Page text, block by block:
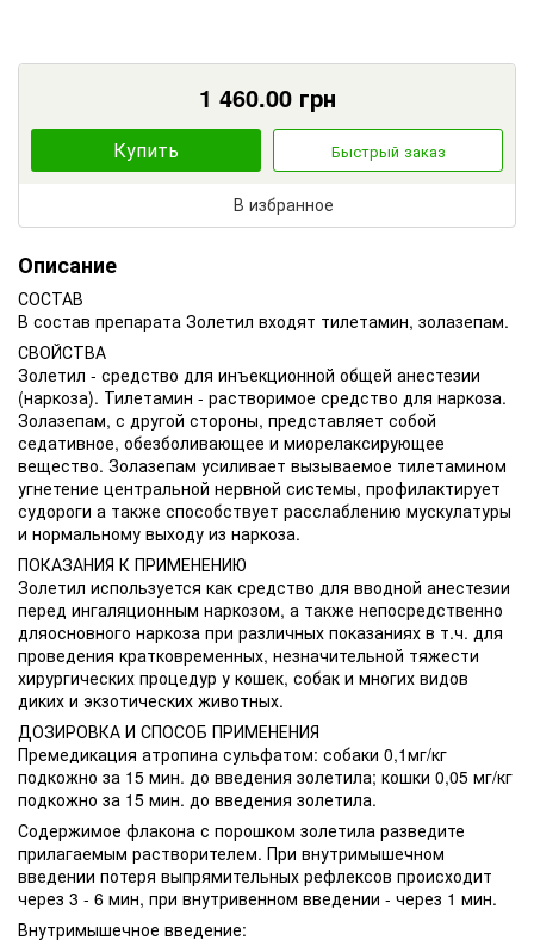
1 460.00грн
Купить Быстрый заказ
В избранное
Описание
СОСТАВ
В состав препарата Золетил входят тилетамин, золазепам.
СВОЙСТВА
Золетил - средство для инъекционной общей анестезии
(наркоза). Тилетамин - растворимое средство для наркоза.
Золазепам, с другой стороны, представляет собой
седативное, обезболивающее и миорелаксирующее
вещество. Золазепам усиливает вызываемое тилетамином
угнетение центральной нервной системы, профилактирует
судороги а также способствует расслаблению мускулатуры
и нормальному выходу из наркоза.
ПОКАЗАНИЯ К ПРИМЕНЕНИЮ
Золетил используется как средство для вводной анестезии
перед ингаляционным наркозом, а также непосредственно
дляосновного наркоза при различных показаниях в т.ч. для
проведения кратковременных, незначительной тяжести
хирургических процедур у кошек, собак и многих видов
диких и экзотических животных.
ДОЗИРОВКА И СПОСОБ ПРИМЕНЕНИЯ
Премедикация атропина сульфатом: собаки 0,1мг/кг
подкожно за 15 мин. до введения золетила; кошки 0,05 мг/кг
подкожно за 15 мин. до введения золетила.
Содержимое флакона с порошком золетила разведите
прилагаемым растворителем. При внутримышечном
введении потеря выпрямительных рефлексов происходит
через 3 - 6 мин, при внутривенном введении - через 1 мин.
Внутримышечное введение: